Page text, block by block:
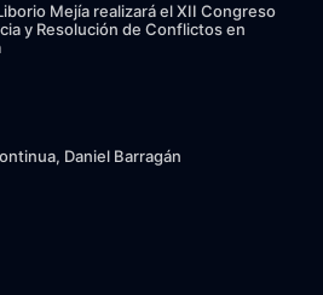
Mejía realizará el XII Congreso
y Resolución de Conflictos en
Daniel Barragán